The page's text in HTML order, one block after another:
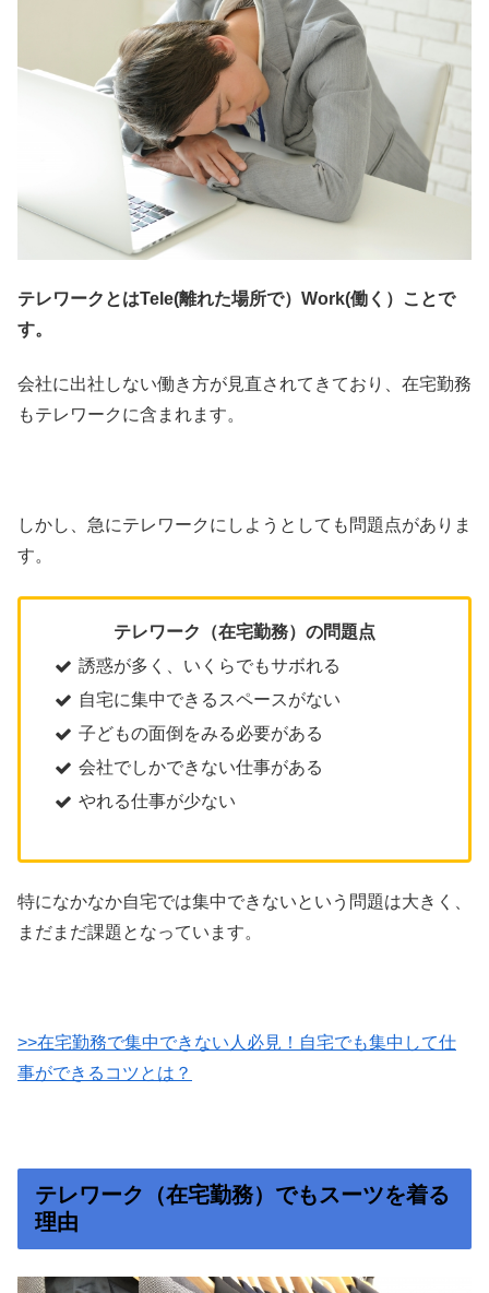
テレワークとはTele(離れた場所で）Work(働く）ことで
す。
会社に出社しない働き方が見直されてきており、在宅勤務
もテレワークに含まれます。
しかし、急にテレワークにしようとしても問題点がありま
す。
テレワーク（在宅勤務）の問題点
誘惑が多く、いくらでもサボれる
自宅に集中できるスペースがない
子どもの面倒をみる必要がある
会社でしかできない仕事がある
やれる仕事が少ない
特になかなか自宅では集中できないという問題は大きく、
まだまだ課題となっています。
>>在宅勤務で集中できない人必見！自宅でも集中して仕
事ができるコツとは？
テレワーク（在宅勤務）でもスーツを着る
理由